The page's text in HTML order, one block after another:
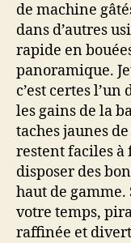
de machine
dans d’autres
rapide en
panoramique.
c’est certes
les gains de la
taches jaunes
restent faciles
disposer des
haut de gamme.
votre temps,
raffinée et